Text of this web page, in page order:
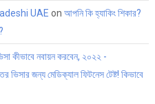
UAE on আপনি কি হ্যাকিং শিকার?
কীভাবে নবায়ন করবেন, ২০২২ -
ভিসার জন্য মেডিক্যাল ফিটনেস টেষ্ট! কিভাবে